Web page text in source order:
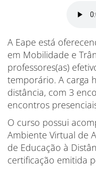
A Eape está
em Mobilidade e
professores(as)
temporário. A carga
distância, com 3
encontros
O curso possui
Ambiente Virtual de
de Educação à
certificação emitida